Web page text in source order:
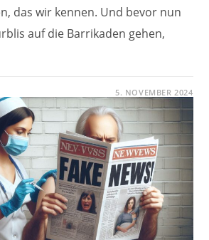
das wir kennen. Und bevor nun
auf die Barrikaden gehen,
5. NOVEMBER 2024